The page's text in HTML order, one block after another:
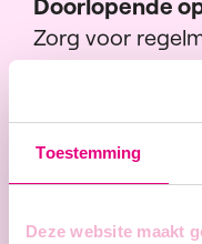
Toestemming
Deze website maakt
Zorg voor
om ervoor te
uitgerust met
om gevaren te
effectief te
Cultiveer een